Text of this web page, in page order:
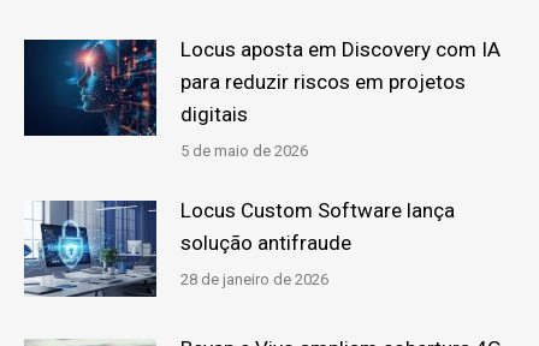
Locus aposta em Discovery com IA
para reduzir riscos em projetos
digitais
5 de maio de 2026
Locus Custom Software lança
solução antifraude
28 de janeiro de 2026